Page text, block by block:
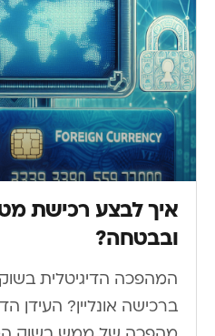
איך לבצע רכישת
ובבטחה?
המהפכה הדיגיטלית
ברכישה אונליין? העידן